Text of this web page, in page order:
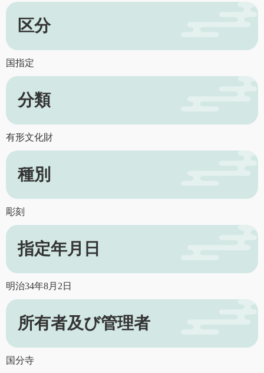
区分
国指定
分類
有形文化財
種別
彫刻
指定年月日
明治34年8月2日
所有者及び管理者
国分寺